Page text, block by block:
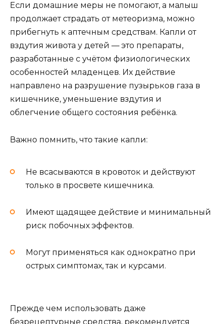
Если домашние меры не помогают, а малыш
продолжает страдать от метеоризма, можно
прибегнуть к аптечным средствам. Капли от
вздутия живота у детей — это препараты,
разработанные с учётом физиологических
особенностей младенцев. Их действие
направлено на разрушение пузырьков газа в
кишечнике, уменьшение вздутия и
облегчение общего состояния ребёнка.
Важно помнить, что такие капли:
Не всасываются в кровоток и действуют
только в просвете кишечника.
Имеют щадящее действие и минимальный
риск побочных эффектов.
Могут применяться как однократно при
острых симптомах, так и курсами.
Прежде чем использовать даже
безрецептурные средства, рекомендуется